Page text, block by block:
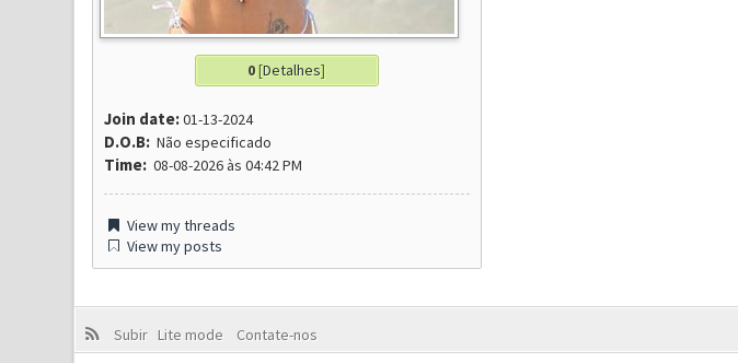
0[Detalhes]
Join date:01-13-2024
D.O.B:Não especificado
Time:08-08-2026 às 04:42 PM
View my threads
View my posts
Subir Lite mode
Contate-nos